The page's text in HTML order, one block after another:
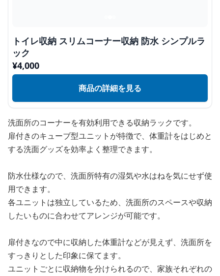
トイレ収納 スリムコーナー収納 防水 シンプルラ
ック
¥4,000
商品の詳細を見る
洗面所のコーナーを有効利用できる収納ラックです。
扉付きのキューブ型ユニットが特徴で、体重計をはじめと
する洗面グッズを効率よく整理できます。
防水仕様なので、洗面所特有の湿気や水はねを気にせず使
用できます。
各ユニットは独立しているため、洗面所のスペースや収納
したいものに合わせてアレンジが可能です。
扉付きなので中に収納した体重計などが見えず、洗面所を
すっきりとした印象に保てます。
ユニットごとに収納物を分けられるので、家族それぞれの